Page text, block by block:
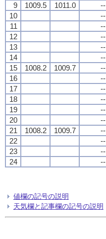
9
1009.5 1011.0 --
10
--
11
--
12
--
13
--
14
--
15
1008.2 1009.7 --
16
--
17
--
18
--
19
--
20
--
21
1008.2 1009.7 --
22
--
23
--
24
--
値欄の記号の説明
天気欄と記事欄の記号の説明